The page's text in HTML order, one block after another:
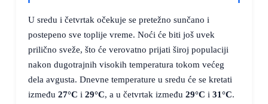
U sredu i četvrtak očekuje se pretežno sunčano i
postepeno sve toplije vreme. Noći će biti još uvek
prilično sveže, što će verovatno prijati široj populaciji
nakon dugotrajnih visokih temperatura tokom većeg
dela avgusta. Dnevne temperature u sredu će se kretati
između 27°C i 29°C, a u četvrtak između 29°C i 31°C.